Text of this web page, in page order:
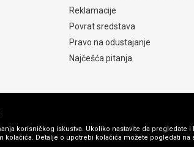
Reklamacije
Povrat sredstava
Pravo na odustajanje
Najčešća pitanja
korisničkog iskustva. Ukoliko nastavite da pregledate i
kolačića. Detalje o upotrebi kolačića možete pogledati na